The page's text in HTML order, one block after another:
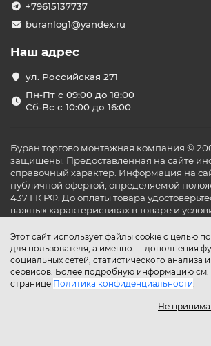
Этот сайт использует файлы cookie с целью
для пользователя, а именно — дополнения
социальных сетей, статистического анализа
сервисов. Более подробную информацию см.
странице Политика конфиденциальности.
Не
+79615137737
buranlog1@yandex.ru
Наш адрес
ул. Российская 271
Пн-Пт с 09:00 до 18:00
Сб-Вс с 10:00 до 16:00
Буран торгово монтажная компания ©
защищены. Предоставленная на сайте
справочный характер. Информация на
публичной офертой, определяемой
437 ГК РФ. До оплаты товара
важных характеристиках в товаре и